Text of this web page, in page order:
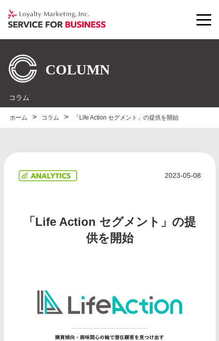
コラム
ホーム コラム 「Life Action セグメント」の提供を開始
2023-05-08
「Life Action セグメント」の提
供を開始